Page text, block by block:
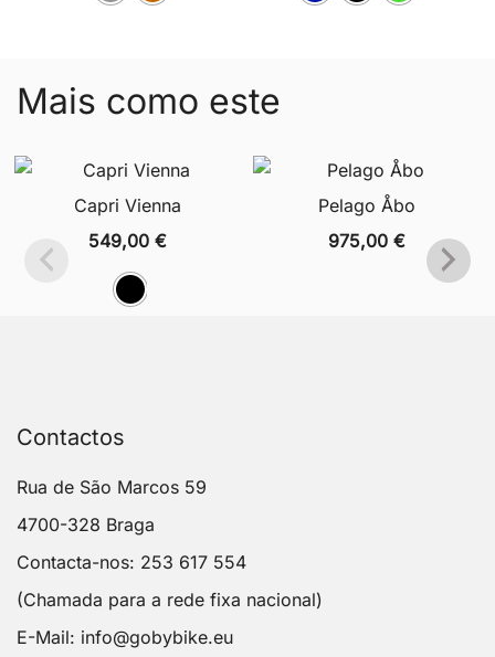
Mais como este
Capri Vienna
549,00€
Pelago Åbo
975,00€
Contactos
Rua de São Marcos 59
4700-328 Braga
Contacta-nos: 253 617 554
(Chamada para a rede fixa nacional)
E-Mail: info@gobybike.eu